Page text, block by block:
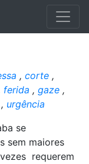
, corte ,
ferida , gaze ,
, urgência
se
sem maiores
requerem